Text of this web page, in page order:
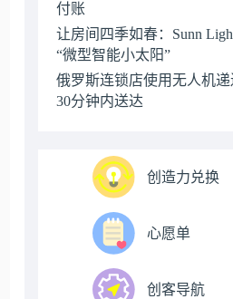
付账
让房间四季如春：Sunn
“微型智能小太阳”
俄罗斯连锁店使用无人机
30分钟内送达
创造力兑换
心愿单
创客导航